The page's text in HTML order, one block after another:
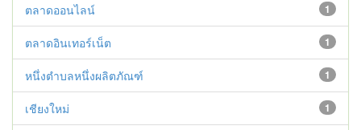
1
ตลาดออนไลน์
1
ตลาดอินเทอร์เน็ต
1
หนึ่งตำบลหนึ่งผลิตภัณฑ์
1
เชียงใหม่